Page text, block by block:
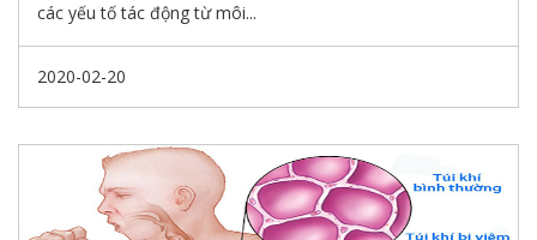
các yếu tố tác động từ môi...
2020-02-20